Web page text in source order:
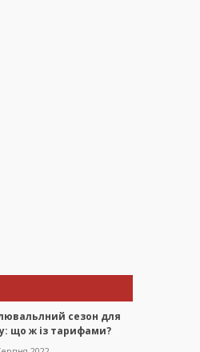
сезон для
що ж із тарифами?